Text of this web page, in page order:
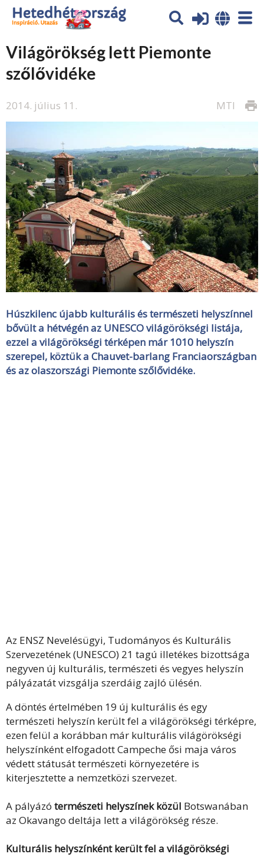
Világörökség lett Piemonte
szőlővidéke
2014. július 11. print
MTI
Húszkilenc újabb kulturális és természeti helyszínnel
bővült a hétvégén az UNESCO világörökségi listája,
ezzel a világörökségi térképen már 1010 helyszín
szerepel, köztük a Chauvet-barlang Franciaországban
és az olaszországi Piemonte szőlővidéke.
Az ENSZ Nevelésügyi, Tudományos és Kulturális
Szervezetének (UNESCO) 21 tagú illetékes bizottsága
negyven új kulturális, természeti és vegyes helyszín
pályázatát vizsgálja szerdáig zajló ülésén.
A döntés értelmében 19 új kulturális és egy
természeti helyszín került fel a világörökségi térképre,
ezen felül a korábban már kulturális világörökségi
helyszínként elfogadott Campeche ősi maja város
védett státusát természeti környezetére is
kiterjesztette a nemzetközi szervezet.
A pályázó természeti helyszínek közül Botswanában
az Okavango deltája lett a világörökség része.
Kulturális helyszínként került fel a világörökségi